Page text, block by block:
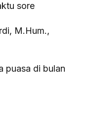
sore
M.Hum.,
puasa di bulan